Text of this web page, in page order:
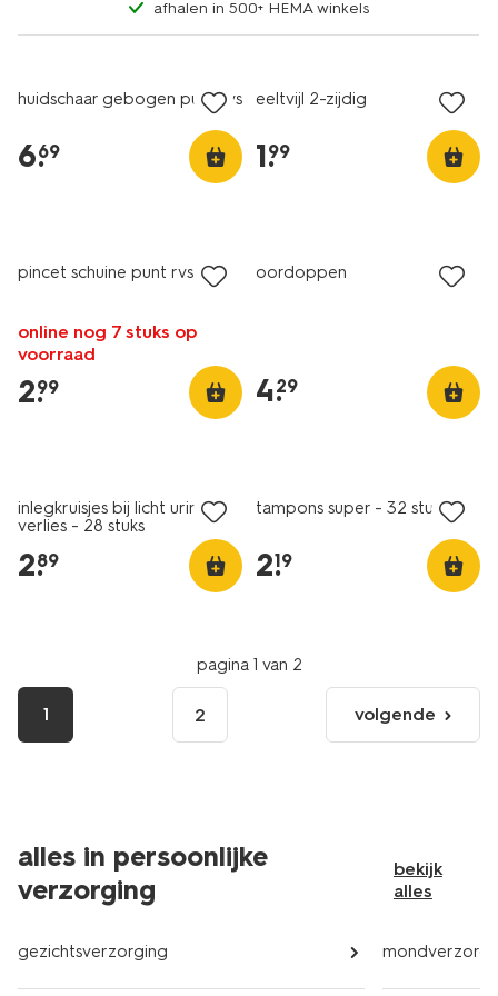
afhalen in 500+ HEMA winkels
huidschaar gebogen punt rvs
6.
69
eeltvijl 2-zijdig
1.
99
pincet schuine punt rvs
online nog 7 stuks op
voorraad
2.
99
oordoppen
4.
29
inlegkruisjes bij licht urine
verlies - 28 stuks
2.
89
tampons super - 32 stuks
2.
19
pagina 1 van 2
1 2
volgende
pagina
volgende
alles in persoonlijke
verzorging
bekijk
alles
gezichtsverzorging